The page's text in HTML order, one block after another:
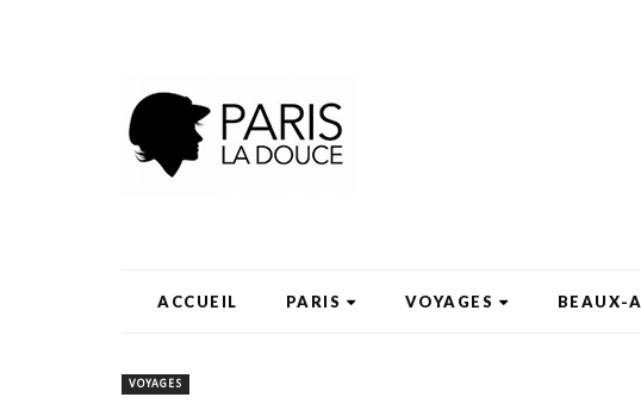
ACCUEIL PARIS VOYAGES BEAUX-
VOYAGES